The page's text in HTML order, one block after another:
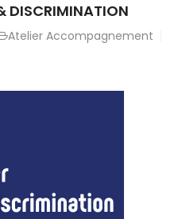
DISCRIMINATION
Atelier Accompagnement